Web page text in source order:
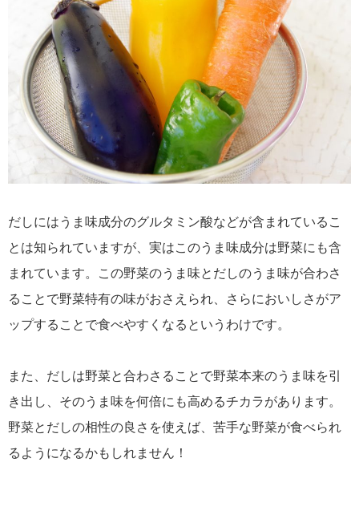
だしにはうま味成分のグルタミン酸などが含まれているこ
とは知られていますが、実はこのうま味成分は野菜にも含
まれています。この野菜のうま味とだしのうま味が合わさ
ることで野菜特有の味がおさえられ、さらにおいしさがア
ップすることで食べやすくなるというわけです。
また、だしは野菜と合わさることで野菜本来のうま味を引
き出し、そのうま味を何倍にも高めるチカラがあります。
野菜とだしの相性の良さを使えば、苦手な野菜が食べられ
るようになるかもしれません！